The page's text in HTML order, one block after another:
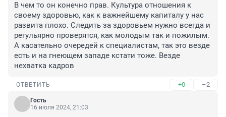
В чем то он конечно прав. Культура отношения к
своему здоровью, как к важнейшему капиталу у нас
развита плохо. Следить за здоровьем нужно всегда и
регульярно проверятся, как молодым так и пожилым.
А касательно очередей к специалистам, так это везде
есть и на гнеющем западе кстати тоже. Везде
нехватка кадров
ОТВЕТИТЬ +0 –2
Гость
16 июля 2024, 21:03